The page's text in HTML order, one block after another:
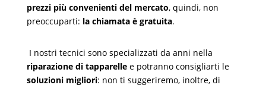
prezzi più convenienti del mercato, quindi, non
preoccuparti: la chiamata è gratuita.
I nostri tecnici sono specializzati da anni nella
riparazione di tapparellee potranno consigliarti le
soluzioni migliori: non ti suggeriremo, inoltre, di